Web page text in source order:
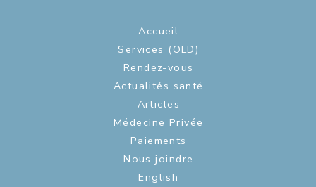
Accueil
Services (OLD)
Rendez-vous
Actualités santé
Articles
Médecine Privée
Paiements
Nous joindre
English